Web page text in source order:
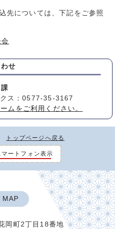
先については、下記をご参照
せ
ス：0577-35-3167
ムをご利用ください。
トップページへ戻る
マートフォン表示
MAP
岡町2丁目18番地